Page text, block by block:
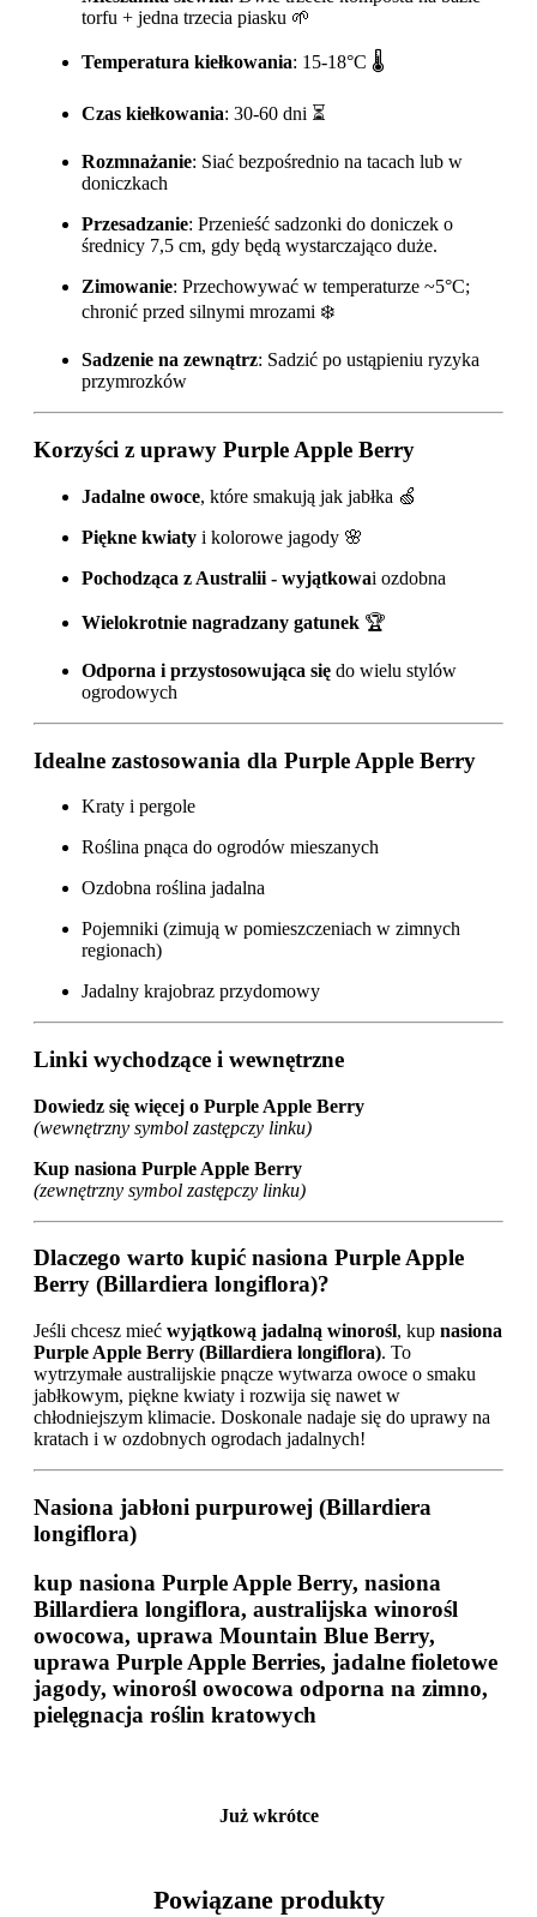
torfu + jedna trzecia piasku 🌱
Temperatura kiełkowania: 15-18°C 🌡️
Czas kiełkowania: 30-60 dni ⏳
Rozmnażanie: Siać bezpośrednio na tacach lub w
doniczkach
Przesadzanie: Przenieść sadzonki do doniczek o
średnicy 7,5 cm, gdy będą wystarczająco duże.
Zimowanie: Przechowywać w temperaturze ~5°C;
chronić przed silnymi mrozami ❄️
Sadzenie na zewnątrz: Sadzić po ustąpieniu ryzyka
przymrozków
Korzyści z uprawy Purple Apple Berry
Jadalne owoce, które smakują jak jabłka 🍏
Piękne kwiaty i kolorowe jagody 🌸
Pochodząca z Australii - wyjątkowai ozdobna
Wielokrotnie nagradzany gatunek 🏆
Odporna i przystosowująca się do wielu stylów
ogrodowych
Idealne zastosowania dla Purple Apple Berry
Kraty i pergole
Roślina pnąca do ogrodów mieszanych
Ozdobna roślina jadalna
Pojemniki (zimują w pomieszczeniach w zimnych
regionach)
Jadalny krajobraz przydomowy
Linki wychodzące i wewnętrzne
Dowiedz się więcej o Purple Apple Berry
(wewnętrzny symbol zastępczy linku)
Kup nasiona Purple Apple Berry
(zewnętrzny symbol zastępczy linku)
Dlaczego warto kupić nasiona Purple Apple
Berry (Billardiera longiflora)?
Jeśli chcesz mieć wyjątkową jadalną winorośl, kup nasiona
Purple Apple Berry (Billardiera longiflora). To
wytrzymałe australijskie pnącze wytwarza owoce o smaku
jabłkowym, piękne kwiaty i rozwija się nawet w
chłodniejszym klimacie. Doskonale nadaje się do uprawy na
kratach i w ozdobnych ogrodach jadalnych!
Nasiona jabłoni purpurowej (Billardiera
longiflora)
kup nasiona Purple Apple Berry, nasiona
Billardiera longiflora, australijska winorośl
owocowa, uprawa Mountain Blue Berry,
uprawa Purple Apple Berries, jadalne fioletowe
jagody, winorośl owocowa odporna na zimno,
pielęgnacja roślin kratowych
Już wkrótce
Powiązane produkty